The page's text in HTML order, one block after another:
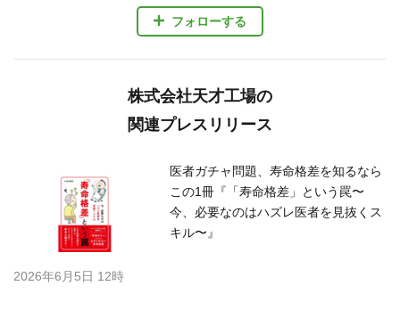
フォローする
株式会社天才工場の
関連プレスリリース
医者ガチャ問題、寿命格差を知るなら
この1冊『「寿命格差」という罠〜
今、必要なのはハズレ医者を見抜くス
キル〜』
2026年6月5日 12時